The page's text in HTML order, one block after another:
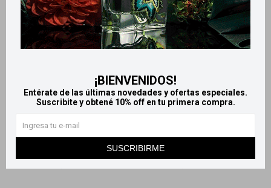
¡BIENVENIDOS!
Entérate de las últimas novedades y ofertas especiales.
Suscribite y obtené 10% off en tu primera compra.
SUSCRIBIRME
Llega MAÑANA
MAÑANA
Sedal acondicionador 650 ml
Llega MAÑANA
MAÑANA
Acondicionador Tresemmé
500 ml - Brillo Lamelar